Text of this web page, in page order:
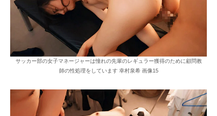
サッカー部の女子マネージャーは憧れの先輩のレギュラー獲得のために顧問教
師の性処理をしています 幸村泉希 画像15